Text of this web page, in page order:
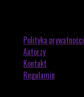
Polityka prywatności
Autorzy
Kontakt
Regulamin